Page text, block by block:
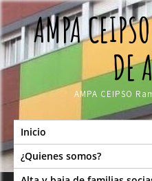
Skip
to
contentAMPA
DE
AMPA CEIPSO
Inicio
¿Quienes somos?